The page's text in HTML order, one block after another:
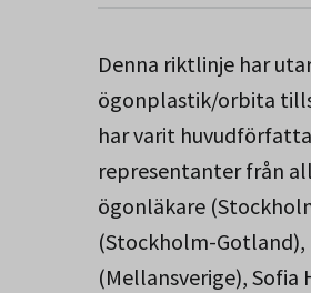
Denna riktlinje har
ögonplastik/orbita
har varit
representanter från
ögonläkare
(Stockholm-Gotland),
(Mellansverige),